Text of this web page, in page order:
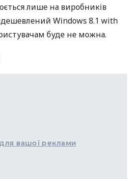
лише на виробників
Windows 8.1 with
буде не можна.
вашої реклами